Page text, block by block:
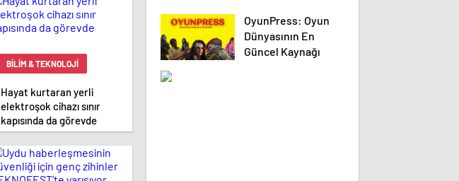
BILIM & TEKNOLOJI
Hayat kurtaran yerli
elektroşok cihazı sınır
kapısında da görevde
OyunPress: Oyun
Dünyasının En
Güncel Kaynağı